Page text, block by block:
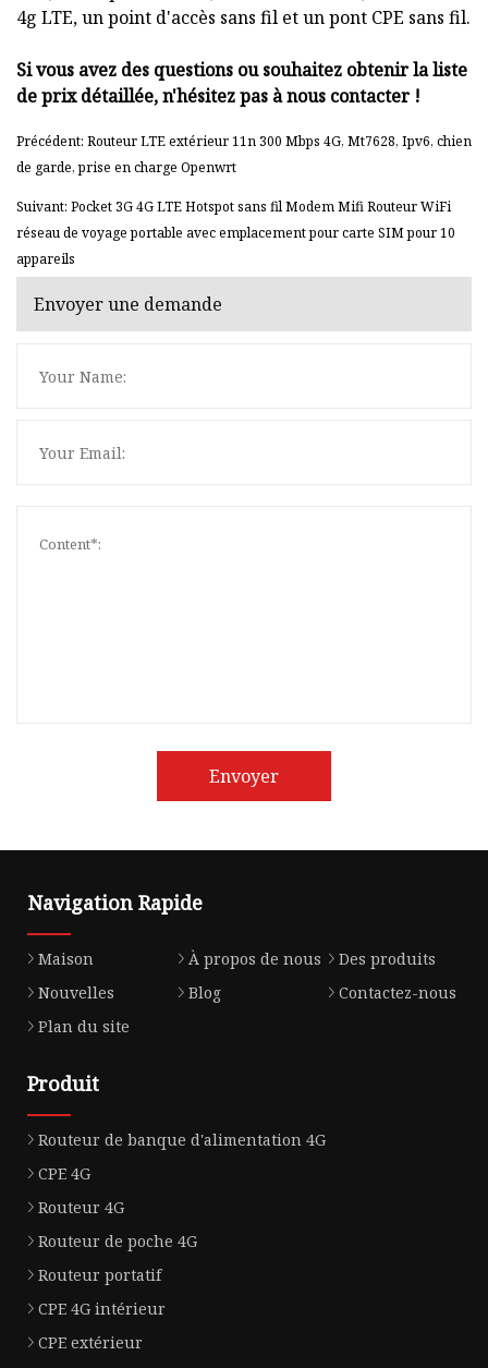
4g LTE, un point d'accès sans fil et un pont CPE sans fil.
Si vous avez des questions ou souhaitez obtenir la liste
de prix détaillée, n'hésitez pas à nous contacter !
Précédent: Routeur LTE extérieur 11n 300 Mbps 4G, Mt7628, Ipv6, chien
de garde, prise en charge Openwrt
Suivant: Pocket 3G 4G LTE Hotspot sans fil Modem Mifi Routeur WiFi
réseau de voyage portable avec emplacement pour carte SIM pour 10
appareils
Envoyer une demande
Envoyer
Navigation Rapide
Maison À propos de nous
Des produits
Nouvelles
Blog
Contactez-nous
Plan du site
Produit
Routeur de banque d'alimentation 4G
CPE 4G
Routeur 4G
Routeur de poche 4G
Routeur portatif
CPE 4G intérieur
CPE extérieur